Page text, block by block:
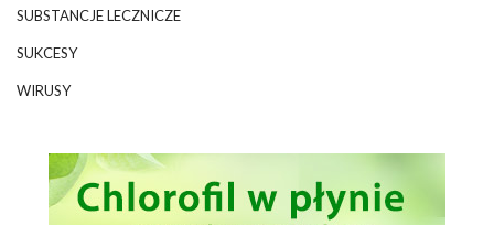
SUBSTANCJE LECZNICZE
SUKCESY
WIRUSY